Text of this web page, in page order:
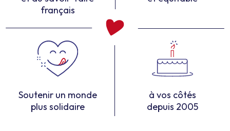
français
Soutenir un monde
plus solidaire
à vos côtés
depuis 2005